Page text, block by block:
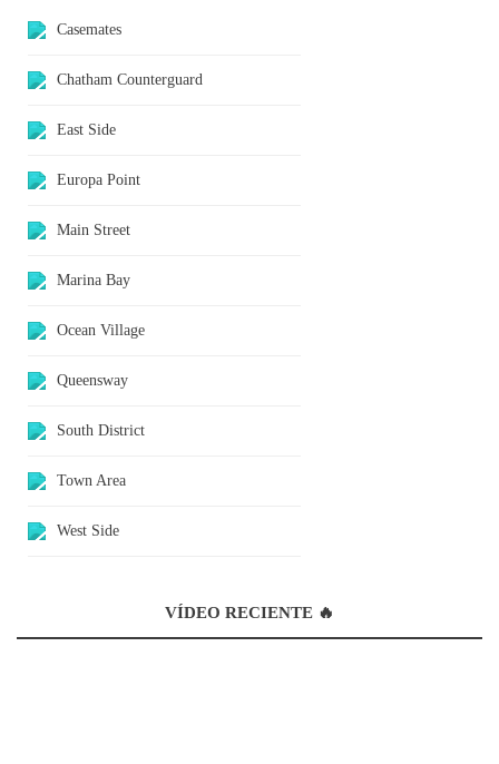
Casemates
Chatham Counterguard
East Side
Europa Point
Main Street
Marina Bay
Ocean Village
Queensway
South District
Town Area
West Side
VÍDEO RECIENTE 🔥